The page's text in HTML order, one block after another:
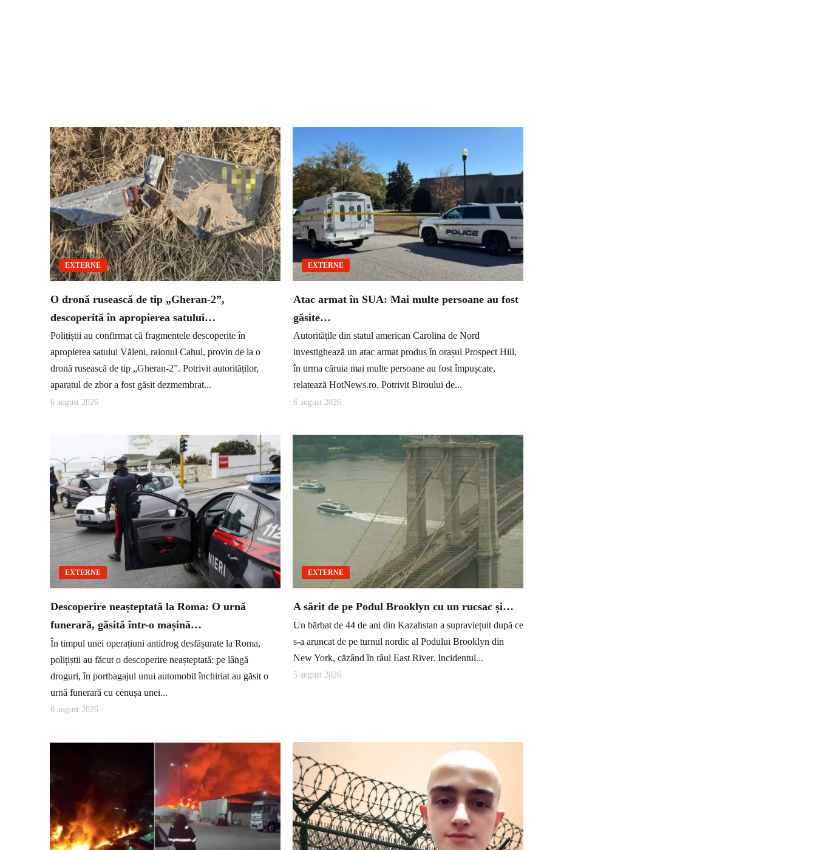
EXTERNE
O dronă rusească de tip „Gheran-2”,
descoperită în apropierea satului…
Polițiștii au confirmat că fragmentele descoperite în
apropierea satului Văleni, raionul Cahul, provin de la o
dronă rusească de tip „Gheran-2”. Potrivit autorităților,
aparatul de zbor a fost găsit dezmembrat...
6 august 2026
EXTERNE
Atac armat în SUA: Mai multe persoane au fost
găsite…
Autoritățile din statul american Carolina de Nord
investighează un atac armat produs în orașul Prospect Hill,
în urma căruia mai multe persoane au fost împușcate,
relatează HotNews.ro. Potrivit Biroului de...
6 august 2026
EXTERNE
Descoperire neașteptată la Roma: O urnă
funerară, găsită într-o mașină…
În timpul unei operațiuni antidrog desfășurate la Roma,
polițiștii au făcut o descoperire neașteptată: pe lângă
droguri, în portbagajul unui automobil închiriat au găsit o
urnă funerară cu cenușa unei...
6 august 2026
EXTERNE
A sărit de pe Podul Brooklyn cu un rucsac și…
Un bărbat de 44 de ani din Kazahstan a supraviețuit după ce
s-a aruncat de pe turnul nordic al Podului Brooklyn din
New York, căzând în râul East River. Incidentul...
5 august 2026